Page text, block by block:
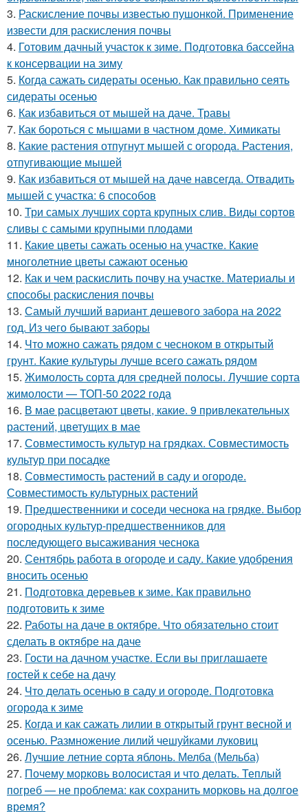
3. Раскисление почвы известью пушонкой. Применение
извести для раскисления почвы
4. Готовим дачный участок к зиме. Подготовка бассейна
к консервации на зиму
5. Когда сажать сидераты осенью. Как правильно сеять
сидераты осенью
6. Как избавиться от мышей на даче. Травы
7. Как бороться с мышами в частном доме. Химикаты
8. Какие растения отпугнут мышей с огорода. Растения,
отпугивающие мышей
9. Как избавиться от мышей на даче навсегда. Отвадить
мышей с участка: 6 способов
10. Три самых лучших сорта крупных слив. Виды сортов
сливы с самыми крупными плодами
11. Какие цветы сажать осенью на участке. Какие
многолетние цветы сажают осенью
12. Как и чем раскислить почву на участке. Материалы и
способы раскисления почвы
13. Самый лучший вариант дешевого забора на 2022
год. Из чего бывают заборы
14. Что можно сажать рядом с чесноком в открытый
грунт. Какие культуры лучше всего сажать рядом
15. Жимолость сорта для средней полосы. Лучшие сорта
жимолости — ТОП-50 2022 года
16. В мае расцветают цветы, какие. 9 привлекательных
растений, цветущих в мае
17. Совместимость культур на грядках. Совместимость
культур при посадке
18. Совместимость растений в саду и огороде.
Совместимость культурных растений
19. Предшественники и соседи чеснока на грядке. Выбор
огородных культур-предшественников для
последующего высаживания чеснока
20. Сентябрь работа в огороде и саду. Какие удобрения
вносить осенью
21. Подготовка деревьев к зиме. Как правильно
подготовить к зиме
22. Работы на даче в октябре. Что обязательно стоит
сделать в октябре на даче
23. Гости на дачном участке. Если вы приглашаете
гостей к себе на дачу
24. Что делать осенью в саду и огороде. Подготовка
огорода к зиме
25. Когда и как сажать лилии в открытый грунт весной и
осенью. Размножение лилий чешуйками луковиц
26. Лучшие летние сорта яблонь. Мелба (Мельба)
27. Почему морковь волосистая и что делать. Теплый
погреб — не проблема: как сохранить морковь на долгое
время?